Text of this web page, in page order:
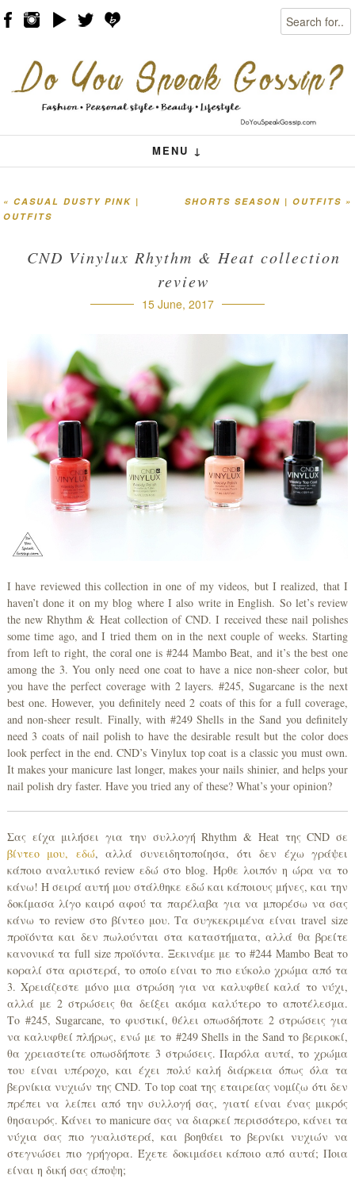
Search
MENU ↓
Menu
Skip to content
Post navigation
SHORTS SEASON | OUTFITS »
« CASUAL DUSTY PINK |
OUTFITS
CND Vinylux Rhythm & Heat collection
review
15 June, 2017
I have reviewed this collection in one of my videos, but I realized, that I
haven’t done it on my blog where I also write in English. So let’s review
the new Rhythm & Heat collection of CND. I received these nail polishes
some time ago, and I tried them on in the next couple of weeks. Starting
from left to right, the coral one is #244 Mambo Beat, and it’s the best one
among the 3. You only need one coat to have a nice non-sheer color, but
you have the perfect coverage with 2 layers. #245, Sugarcane is the next
best one. However, you definitely need 2 coats of this for a full coverage,
and non-sheer result. Finally, with #249 Shells in the Sand you definitely
need 3 coats of nail polish to have the desirable result but the color does
look perfect in the end. CND’s Vinylux top coat is a classic you must own.
It makes your manicure last longer, makes your nails shinier, and helps your
nail polish dry faster. Have you tried any of these? What’s your opinion?
Σας είχα μιλήσει για την συλλογή Rhythm & Heat της CND σε
βίντεο μου, εδώ, αλλά συνειδητοποίησα, ότι δεν έχω γράψει
κάποιο αναλυτικό review εδώ στο blog. Ήρθε λοιπόν η ώρα να το
κάνω! Η σειρά αυτή μου στάλθηκε εδώ και κάποιους μήνες, και την
δοκίμασα λίγο καιρό αφού τα παρέλαβα για να μπορέσω να σας
κάνω το review στο βίντεο μου. Τα συγκεκριμένα είναι travel size
προϊόντα και δεν πωλούνται στα καταστήματα, αλλά θα βρείτε
κανονικά τα full size προϊόντα. Ξεκινάμε με το #244 Mambo Beat το
κοραλί στα αριστερά, το οποίο είναι το πιο εύκολο χρώμα από τα
3. Χρειάζεστε μόνο μια στρώση για να καλυφθεί καλά το νύχι,
αλλά με 2 στρώσεις θα δείξει ακόμα καλύτερο το αποτέλεσμα.
Το #245, Sugarcane, το φυστικί, θέλει οπωσδήποτε 2 στρώσεις για
να καλυφθεί πλήρως, ενώ με το #249 Shells in the Sand το βερικοκί,
θα χρειαστείτε οπωσδήποτε 3 στρώσεις. Παρόλα αυτά, το χρώμα
του είναι υπέροχο, και έχει πολύ καλή διάρκεια όπως όλα τα
βερνίκια νυχιών της CND. Το top coat της εταιρείας νομίζω ότι δεν
πρέπει να λείπει από την συλλογή σας, γιατί είναι ένας μικρός
θησαυρός. Κάνει το manicure σας να διαρκεί περισσότερο, κάνει τα
νύχια σας πιο γυαλιστερά, και βοηθάει το βερνίκι νυχιών να
στεγνώσει πιο γρήγορα. Έχετε δοκιμάσει κάποιο από αυτά; Ποια
είναι η δική σας άποψη;